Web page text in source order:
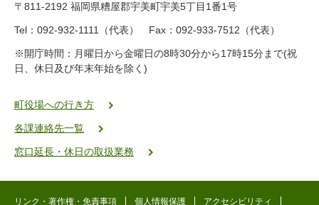
8
-
5
5
ク
二
ゴ
〒811-2192 福岡県糟屋郡宇美町宇美5丁目1番1号
Tel：092-932-1111（代表） Fax：092-933-7512（代表）
※開庁時間：月曜日から金曜日の8時30分から17時15分まで(祝
日、休日及び年末年始を除く)
町役場への行き方
各課連絡先一覧
窓口延長・休日の取扱業務
リンク・著作権・免責事項 個人情報保護 アクセシビリティ